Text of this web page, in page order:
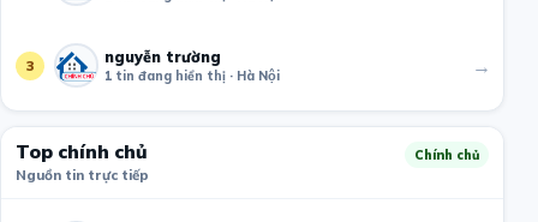
3 nguyễn trường
1 tin đang hiển thị · Hà Nội →
Top chính chủ
Nguồn tin trực tiếp
Chính chủ